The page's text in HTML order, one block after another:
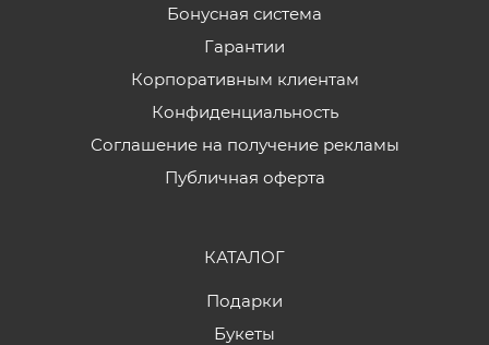
Бонусная система
Гарантии
Корпоративным клиентам
Конфиденциальность
Соглашение на получение рекламы
Публичная оферта
КАТАЛОГ
Подарки
Букеты